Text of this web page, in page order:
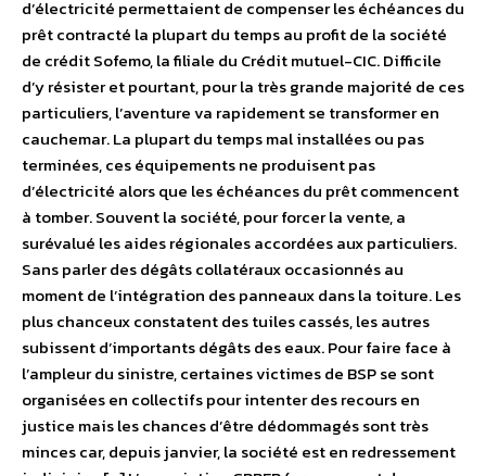
d’électricité permettaient de compenser les échéances du
prêt contracté la plupart du temps au profit de la société
de crédit Sofemo, la filiale du Crédit mutuel-CIC. Difficile
d’y résister et pourtant, pour la très grande majorité de ces
particuliers, l’aventure va rapidement se transformer en
cauchemar. La plupart du temps mal installées ou pas
terminées, ces équipements ne produisent pas
d’électricité alors que les échéances du prêt commencent
à tomber. Souvent la société, pour forcer la vente, a
surévalué les aides régionales accordées aux particuliers.
Sans parler des dégâts collatéraux occasionnés au
moment de l’intégration des panneaux dans la toiture. Les
plus chanceux constatent des tuiles cassés, les autres
subissent d’importants dégâts des eaux. Pour faire face à
l’ampleur du sinistre, certaines victimes de BSP se sont
organisées en collectifs pour intenter des recours en
justice mais les chances d’être dédommagés sont très
minces car, depuis janvier, la société est en redressement